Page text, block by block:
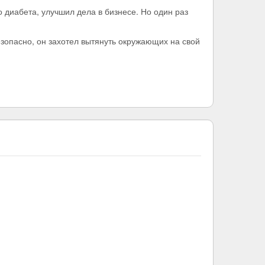
улучшил дела в бизнесе. Но один раз
он захотел вытянуть окружающих на свой